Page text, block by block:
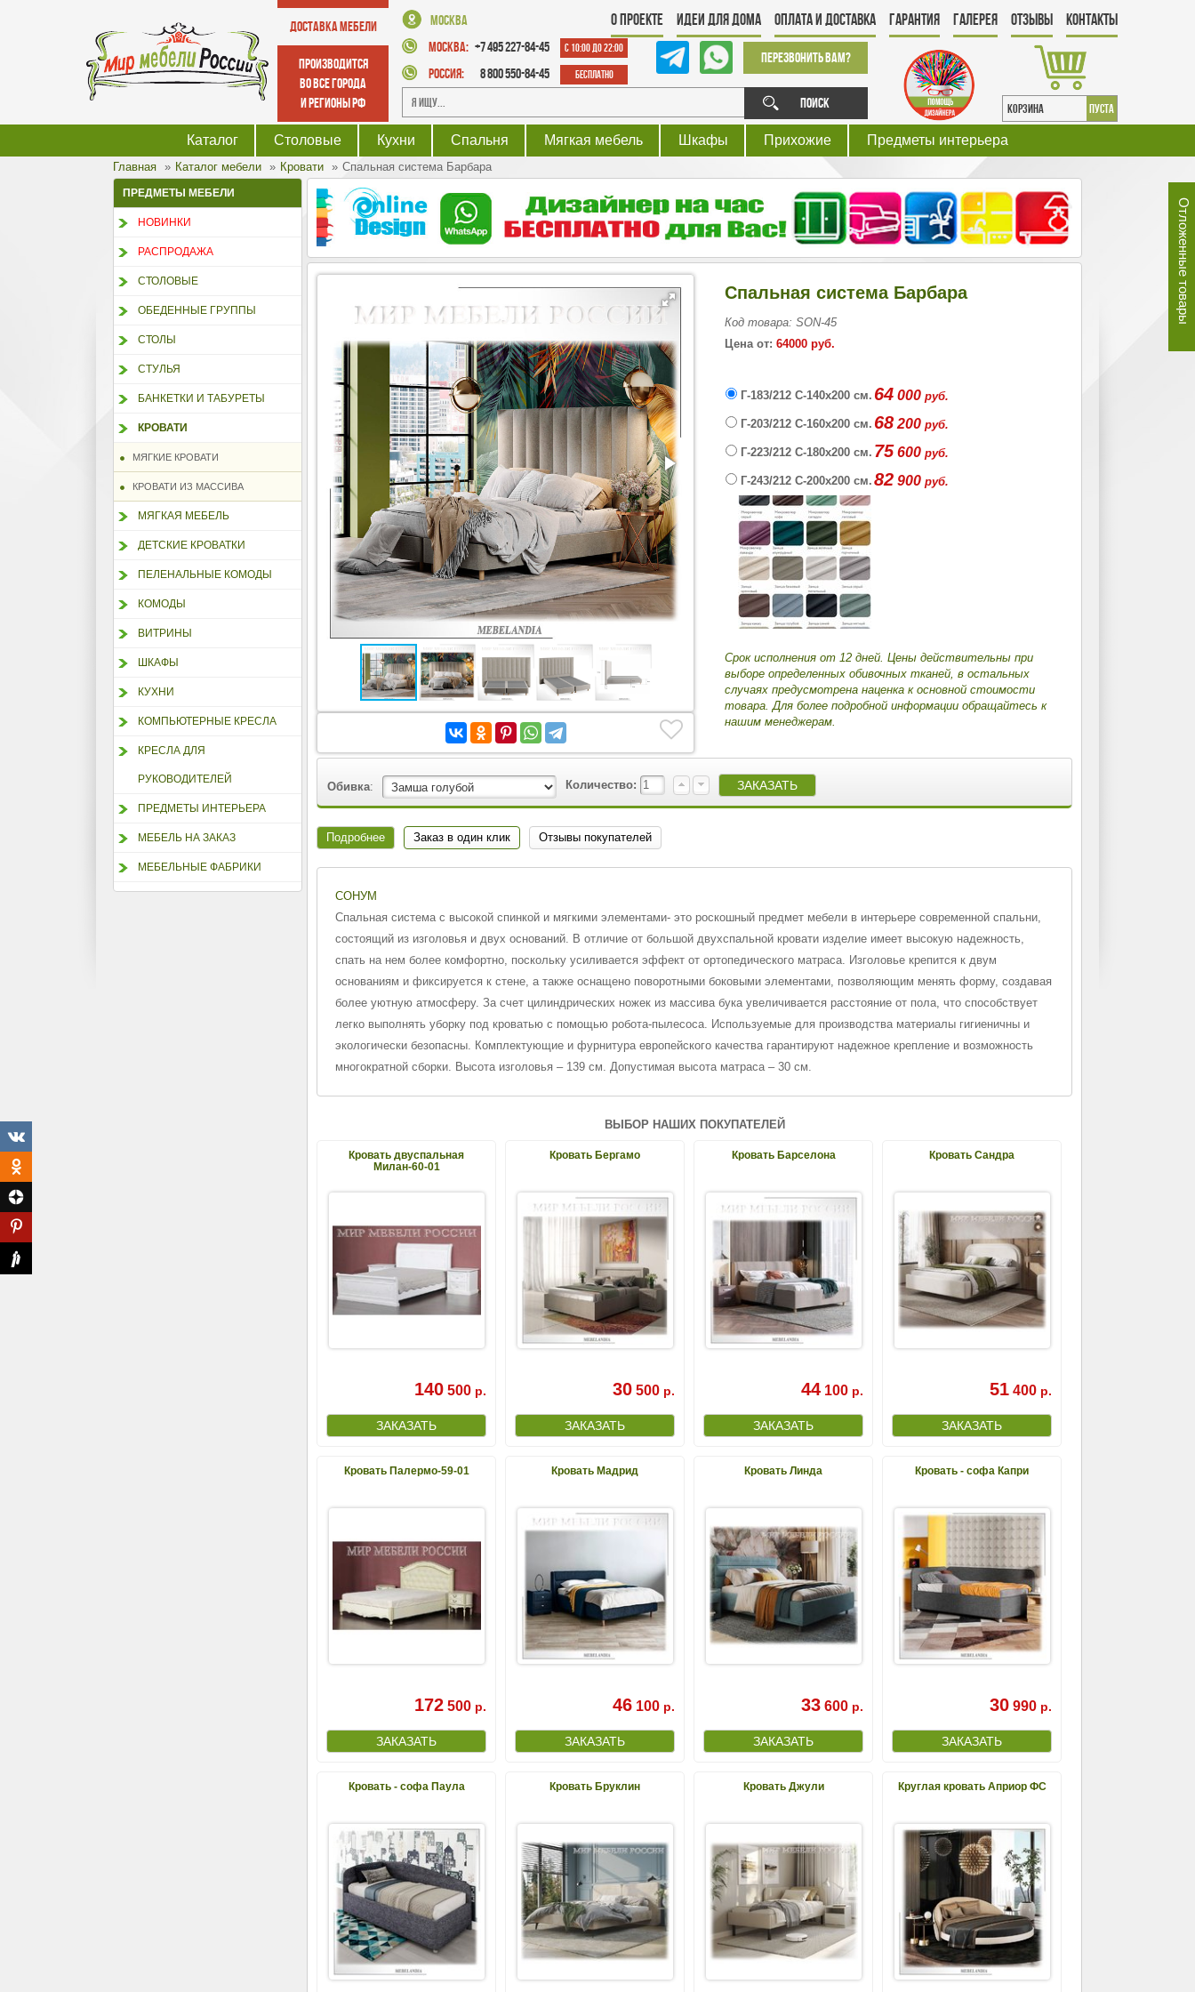
Доставка мебели
производится
во все города
и регионы РФ
Москва
Москва: +7 495 227-84-45 с 10:00 до 22:00
Россия: 8 800 550-84-45 Бесплатно
Перезвонить Вам?
Поиск КОРЗИНА пуста
О проекте Идеи для дома Оплата и Доставка Гарантия Галерея Отзывы Контакты
Каталог Столовые Кухни Спальня Мягкая мебель Шкафы Прихожие Предметы интерьера
Главная Каталог мебели Кровати Спальная система Барбара
ПРЕДМЕТЫ МЕБЕЛИ
НОВИНКИ
РАСПРОДАЖА
СТОЛОВЫЕ
ОБЕДЕННЫЕ ГРУППЫ
СТОЛЫ
СТУЛЬЯ
БАНКЕТКИ И ТАБУРЕТЫ
КРОВАТИ
МЯГКИЕ КРОВАТИ
КРОВАТИ ИЗ МАССИВА
МЯГКАЯ МЕБЕЛЬ
ДЕТСКИЕ КРОВАТКИ
ПЕЛЕНАЛЬНЫЕ КОМОДЫ
КОМОДЫ
ВИТРИНЫ
ШКАФЫ
КУХНИ
КОМПЬЮТЕРНЫЕ КРЕСЛА
КРЕСЛА ДЛЯ
РУКОВОДИТЕЛЕЙ
ПРЕДМЕТЫ ИНТЕРЬЕРА
МЕБЕЛЬ НА ЗАКАЗ
МЕБЕЛЬНЫЕ ФАБРИКИ
Спальная система Барбара
Код товара: SON-45
Цена от: 64000 руб.
Г-183/212 С-140х200 см. 64 000 руб.
Г-203/212 С-160х200 см. 68 200 руб.
Г-223/212 С-180х200 см. 75 600 руб.
Г-243/212 С-200х200 см. 82 900 руб.
Срок исполнения от 12 дней. Цены действительны при
выборе определенных обивочных тканей, в остальных
случаях предусмотрена наценка к основной стоимости
товара. Для более подробной информации обращайтесь к
нашим менеджерам.
Обивка: Количество:
Подробнее Заказ в один клик Отзывы покупателей
СОНУМ
Спальная система с высокой спинкой и мягкими элементами- это роскошный предмет мебели в интерьере современной спальни,
состоящий из изголовья и двух оснований. В отличие от большой двухспальной кровати изделие имеет высокую надежность,
спать на нем более комфортно, поскольку усиливается эффект от ортопедического матраса. Изголовье крепится к двум
основаниям и фиксируется к стене, а также оснащено поворотными боковыми элементами, позволяющим менять форму, создавая
более уютную атмосферу. За счет цилиндрических ножек из массива бука увеличивается расстояние от пола, что способствует
легко выполнять уборку под кроватью с помощью робота-пылесоса. Используемые для производства материалы гигиеничны и
экологически безопасны. Комплектующие и фурнитура европейского качества гарантируют надежное крепление и возможность
многократной сборки. Высота изголовья – 139 см. Допустимая высота матраса – 30 см.
ВЫБОР НАШИХ ПОКУПАТЕЛЕЙ
Кровать двуспальная
Милан-60-01
140 500 р.
Кровать Бергамо
30 500 р.
Кровать Барселона
44 100 р.
Кровать Сандра
51 400 р.
Кровать Палермо-59-01
172 500 р.
Кровать Мадрид
46 100 р.
Кровать Линда
33 600 р.
Кровать - софа Капри
30 990 р.
Кровать - софа Паула Кровать Бруклин Кровать Джули Круглая кровать Априор ФС
Отложенные товары